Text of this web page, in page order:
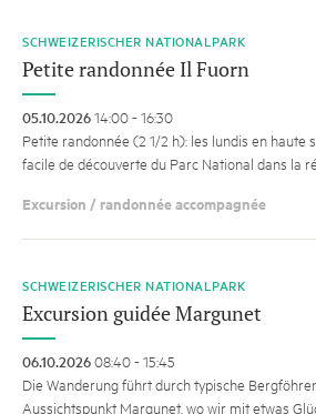
SCHWEIZERISCHER NATIONALPARK
Petite randonnée Il Fuorn
05.10.202614:00 - 16:30
Petite randonnée (2 1/2 h): les lundis en haute
facile de découverte du Parc National dans la
Excursion / randonnée accompagnée
SCHWEIZERISCHER NATIONALPARK
Excursion guidée Margunet
06.10.202608:40 - 15:45
Die Wanderung führt durch ­typische
Aussichtspunkt Margunet, wo wir mit etwas